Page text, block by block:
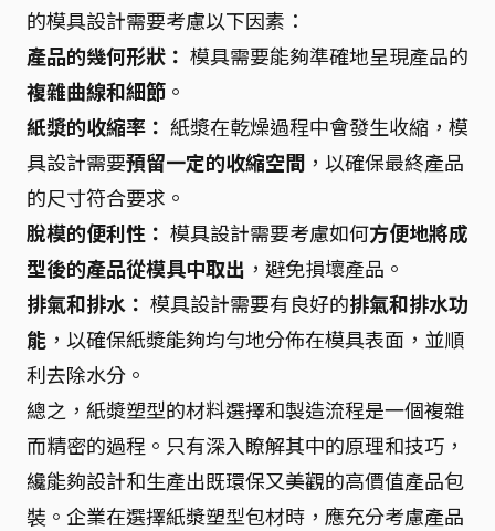
的模具設計需要考慮以下因素：
產品的幾何形狀： 模具需要能夠準確地呈現產品的
複雜曲線和細節 。
紙漿的收縮率： 紙漿在乾燥過程中會發生收縮，模
具設計需要預留一定的收縮空間 ，以確保最終產品
的尺寸符合要求。
脫模的便利性： 模具設計需要考慮如何方便地將成
型後的產品從模具中取出 ，避免損壞產品。
排氣和排水： 模具設計需要有良好的排氣和排水功
能 ，以確保紙漿能夠均勻地分佈在模具表面，並順
利去除水分。
總之，紙漿塑型的材料選擇和製造流程是一個複雜
而精密的過程。只有深入瞭解其中的原理和技巧，
纔能夠設計和生產出既環保又美觀的高價值產品包
裝。企業在選擇紙漿塑型包材時，應充分考慮產品